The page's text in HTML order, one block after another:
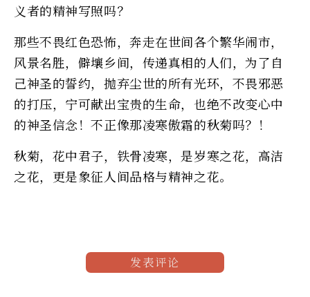
义者的精神写照吗？
那些不畏红色恐怖，奔走在世间各个繁华闹市，
风景名胜，僻壤乡间，传递真相的人们，为了自
己神圣的誓约，抛弃尘世的所有光环，不畏邪恶
的打压，宁可献出宝贵的生命，也绝不改变心中
的神圣信念！不正像那凌寒傲霜的秋菊吗？！
秋菊，花中君子，铁骨凌寒，是岁寒之花，高洁
之花，更是象征人间品格与精神之花。
发表评论